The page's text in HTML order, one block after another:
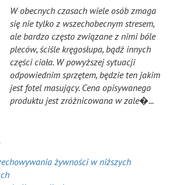
W obecnych czasach wiele osób zmaga
się nie tylko z wszechobecnym stresem,
ale bardzo często związane z nimi bóle
pleców, ściśle kręgosłupa, bądź innych
części ciała. W powyższej sytuacji
odpowiednim sprzętem, będzie ten jakim
jest fotel masujący. Cena opisywanego
produktu jest zróżnicowana w zale�...
żywności w niższych